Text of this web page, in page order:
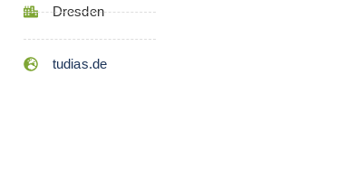
Dresden
tudias.de